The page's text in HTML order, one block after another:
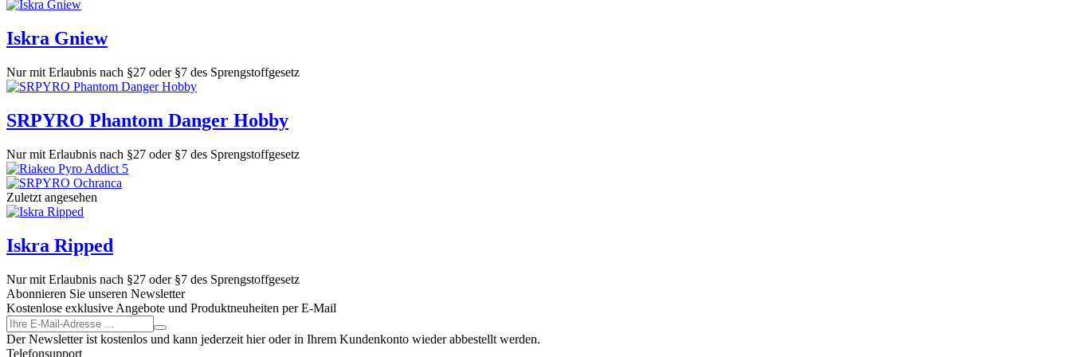
Iskra Gniew
Nur mit Erlaubnis nach §27 oder §7 des Sprengstoffgesetz
SRPYRO Phantom Danger Hobby
Nur mit Erlaubnis nach §27 oder §7 des Sprengstoffgesetz
Zuletzt angesehen
Iskra Ripped
Nur mit Erlaubnis nach §27 oder §7 des Sprengstoffgesetz
Abonnieren Sie unseren Newsletter
Kostenlose exklusive Angebote und Produktneuheiten per E-Mail
Der Newsletter ist kostenlos und kann jederzeit hier oder in Ihrem Kundenkonto wieder abbestellt werden.
Telefonsupport